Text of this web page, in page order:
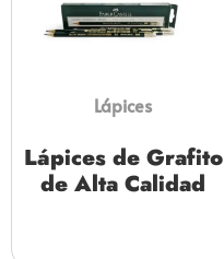
Lápices
Lápices de Grafito
de Alta Calidad